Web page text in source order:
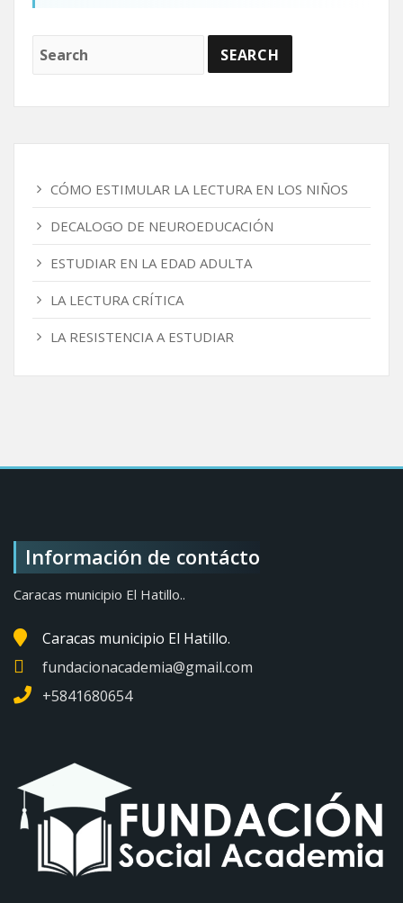
CÓMO ESTIMULAR LA LECTURA EN LOS NIÑOS
DECALOGO DE NEUROEDUCACIÓN
ESTUDIAR EN LA EDAD ADULTA
LA LECTURA CRÍTICA
LA RESISTENCIA A ESTUDIAR
Información de contácto
Caracas municipio El Hatillo..
Caracas municipio El Hatillo.
fundacionacademia@gmail.com
+5841680654